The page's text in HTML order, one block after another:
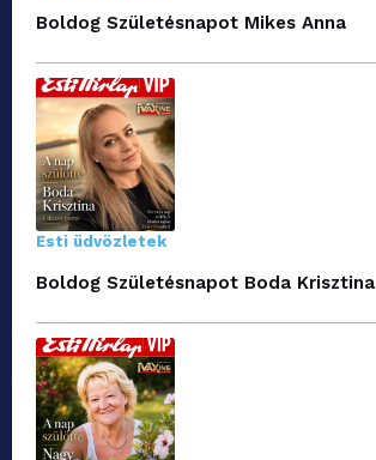
Boldog Születésnapot Mikes Anna
Esti üdvözletek
Boldog Születésnapot Boda Krisztina